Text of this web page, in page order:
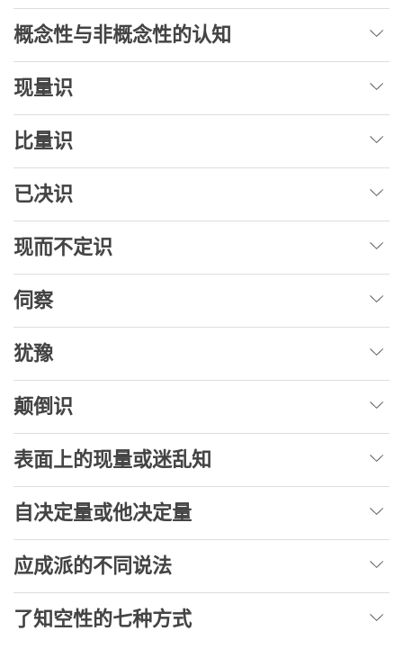
概念性与非概念性的认知
现量识
比量识
已决识
现而不定识
伺察
犹豫
颠倒识
表面上的现量或迷乱知
自决定量或他决定量
应成派的不同说法
了知空性的七种方式